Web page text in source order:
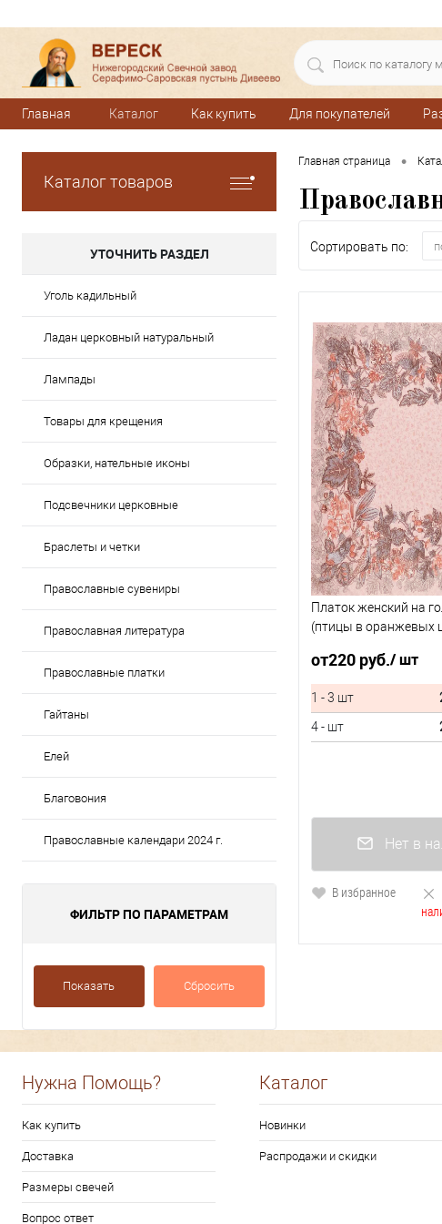
Главная Каталог Как купить Для покупателей
Каталог товаров
УТОЧНИТЬ РАЗДЕЛ
Уголь кадильный
Ладан церковный натуральный
Лампады
Товары для крещения
Образки, нательные иконы
Подсвечники церковные
Браслеты и четки
Православные сувениры
Православная литература
Православные платки
Гайтаны
Елей
Благовония
Православные календари 2024 г.
ФИЛЬТР ПО ПАРАМЕТРАМ
Показать Сбросить
Главная страница •
Сортировать по:
Платок женский на
(птицы в оранжевых
от220 руб./ шт
1 - 3 шт
4 - шт
Нет в
В избранное
Нужна Помощь?
Как купить
Доставка
Размеры свечей
Вопрос ответ
Каталог
Новинки
Распродажи и скидки